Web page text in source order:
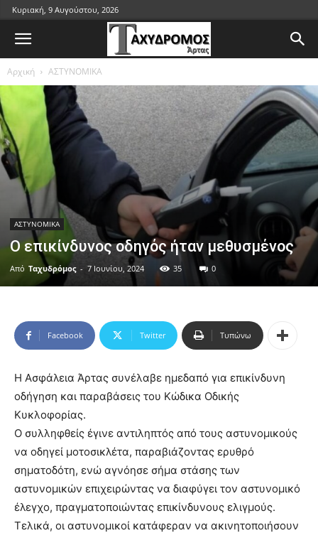
Κυριακή, 9 Αυγούστου, 2026
Αρχική ΑΣΤΥΝΟΜΙΚΑ
ΑΣΤΥΝΟΜΙΚΑ
Ο επικίνδυνος οδηγός ήταν μεθυσμένος
Από Ταχυδρόμος - 7 Ιουνίου, 2024 35 0
Facebook Twitter Τυπώνω
Η Ασφάλεια Άρτας συνέλαβε ημεδαπό για επικίνδυνη
οδήγηση και παραβάσεις του Κώδικα Οδικής
Κυκλοφορίας.
Ο συλληφθείς έγινε αντιληπτός από τους αστυνομικούς
να οδηγεί μοτοσικλέτα, παραβιάζοντας ερυθρό
σηματοδότη, ενώ αγνόησε σήμα στάσης των
αστυνομικών επιχειρώντας να διαφύγει τον αστυνομικό
έλεγχο, πραγματοποιώντας επικίνδυνους ελιγμούς.
Τελικά, οι αστυνομικοί κατάφεραν να ακινητοποιήσουν